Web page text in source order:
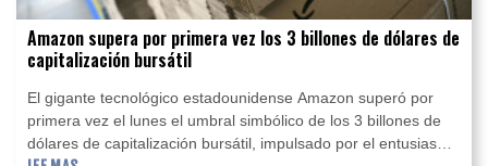
Amazon supera por primera vez los 3 billones de dólares de
capitalización bursátil
El gigante tecnológico estadounidense Amazon superó por
primera vez el lunes el umbral simbólico de los 3 billones de
dólares de capitalización bursátil, impulsado por el entusiasmo